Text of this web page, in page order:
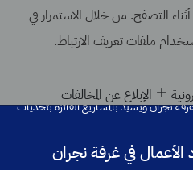
الإبلاغ عن المخالفات
نجران ويشيد بالمشاريع الفائزة بتحديات
الأعمال في غرفة نجران
التصفح. من خلال الاستمرار في
ملفات تعريف الارتباط.